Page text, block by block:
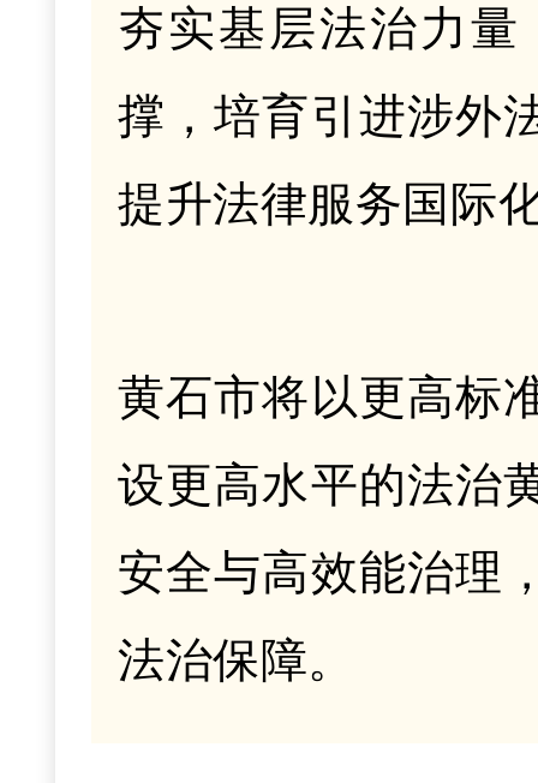
夯实基层法治力量
撑，培育引进涉外
提升法律服务国际
黄石市将以更高标
设更高水平的法治
安全与高效能治理
法治保障。